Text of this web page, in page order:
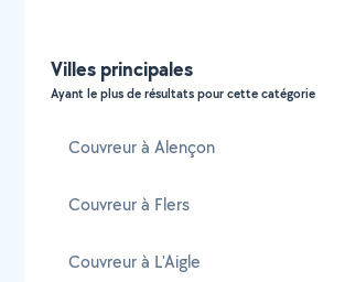
Villes principales
Ayant le plus de résultats pour cette catégorie
Couvreur à Alençon
Couvreur à Flers
Couvreur à L'Aigle